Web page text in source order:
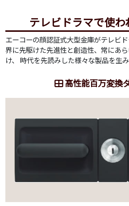
テレビドラマで使
エーコーの顔認証式大型金庫がテレビ
界に先駆けた先進性と創造性、常にあ
け、 時代を先読みした様々な製品を生み
高性能百万変換